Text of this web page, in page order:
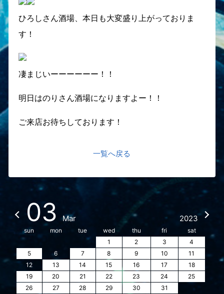
ひろしさん酒場、本日も大変盛り上がっておりま
す！
凄まじいーーーーーー！！
明日はのりさん酒場になりますよー！！
ご来店お待ちしております！
一覧へ戻る
03 Mar 2023
sun mon tue wed thu fri
sat
1
2 3
4
5
6 7 8 9 10
11
12
13 14 15 16 17
18
19
20 21 22 23 24
25
26
27 28 29 30 31